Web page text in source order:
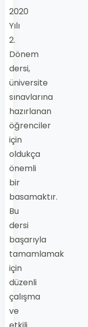
2020
Yılı
2.
Dönem
dersi,
üniversite
sınavlarına
hazırlanan
öğrenciler
için
oldukça
önemli
bir
basamaktır.
Bu
dersi
başarıyla
tamamlamak
için
düzenli
çalışma
ve